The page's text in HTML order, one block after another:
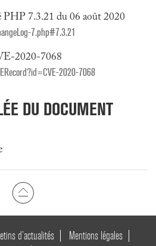
PHP 7.3.21 du 06 août 2020
7.php#7.3.21
2020-7068
2020-7068
DU DOCUMENT
d’actualités
Mentions légales